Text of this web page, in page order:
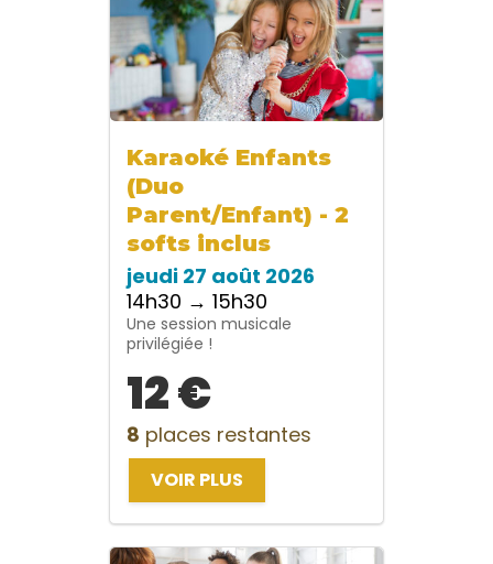
Karaoké Enfants
(Duo
Parent/Enfant) - 2
softs inclus
jeudi 27 août 2026
14h30 → 15h30
Une session musicale
privilégiée !
12 €
8 places restantes
VOIR PLUS